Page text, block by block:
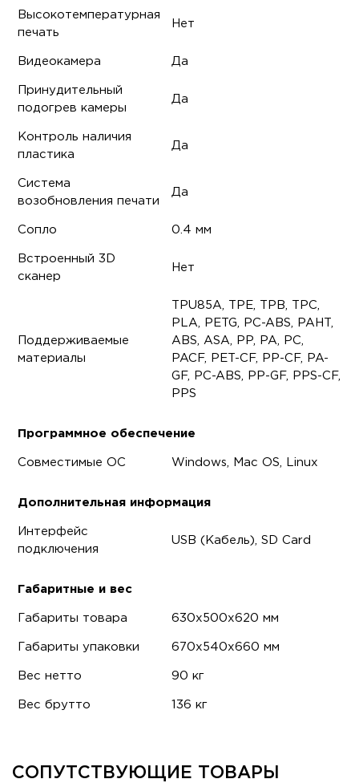
Высокотемпературная
печать
Нет
Видеокамера Да
Принудительный
подогрев камеры
Да
Контроль наличия
пластика
Да
Система
возобновления печати
Да
Сопло 0.4 мм
Встроенный 3D
сканер
Нет
Поддерживаемые
материалы
TPU85A, TPE, TPB, TPC,
PLA, PETG, PC-ABS, PAHT,
ABS, ASA, PP, PA, PC,
PACF, PET-CF, PP-CF, PA-
GF, PC-ABS, PP-GF, PPS-CF,
PPS
Программное обеспечение
Совместимые ОС Windows, Mac OS, Linux
Дополнительная информация
Интерфейс
подключения
USB (Кабель), SD Card
Габаритные и вес
Габариты товара 630x500x620 мм
Габариты упаковки 670x540x660 мм
Вес нетто 90 кг
Вес брутто 136 кг
СОПУТСТВУЮЩИЕ ТОВАРЫ